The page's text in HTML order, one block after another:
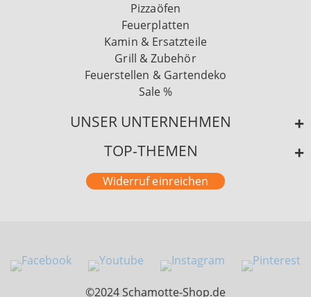
Pizzaöfen
Feuerplatten
Kamin & Ersatzteile
Grill & Zubehör
Feuerstellen & Gartendeko
Sale %
UNSER UNTERNEHMEN
TOP-THEMEN
Widerruf einreichen
©2024 Schamotte-Shop.de